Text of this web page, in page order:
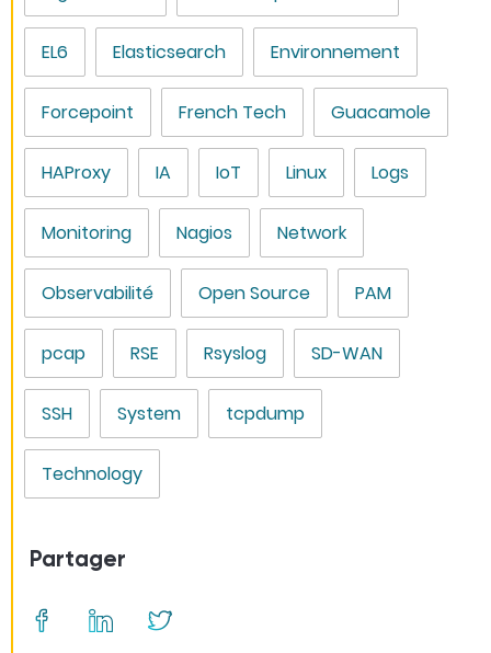
EL6 Elasticsearch Environnement
Forcepoint French Tech Guacamole
HAProxy IA IoT Linux Logs
Monitoring Nagios Network
Observabilité Open Source PAM
pcap RSE Rsyslog SD-WAN
SSH System tcpdump
Technology
Partager